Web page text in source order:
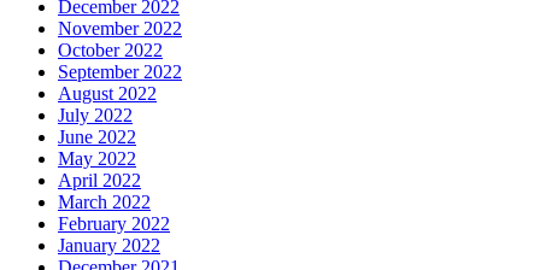
December 2022
November 2022
October 2022
September 2022
August 2022
July 2022
June 2022
May 2022
April 2022
March 2022
February 2022
January 2022